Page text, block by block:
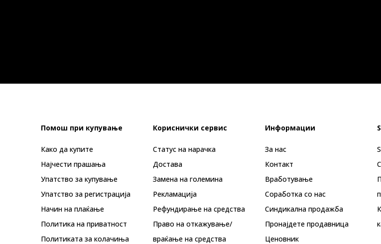
Помош при купување
Како да купите
Најчести прашања
Упатство за купување
Упатство за регистрација
Начин на плаќање
Политика на приватност
Политиката за колачиња
Кориснички сервис
Статус на нарачка
Достава
Замена на големина
Рекламациja
Рефундирање на средства
Право на откажување/
враќање на средства
Информации
За нас
Контакт
Вработување
Соработка со нас
Синдикална продажба
Пронајдете продавница
Ценовник